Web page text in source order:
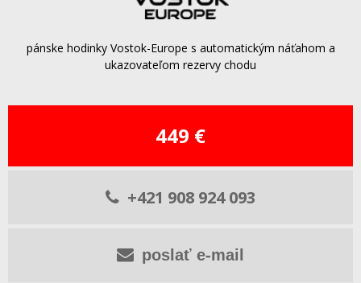
pánske hodinky Vostok-Europe s automatickým náťahom a
ukazovateľom rezervy chodu
449 €
+421 908 924 093
poslať e-mail